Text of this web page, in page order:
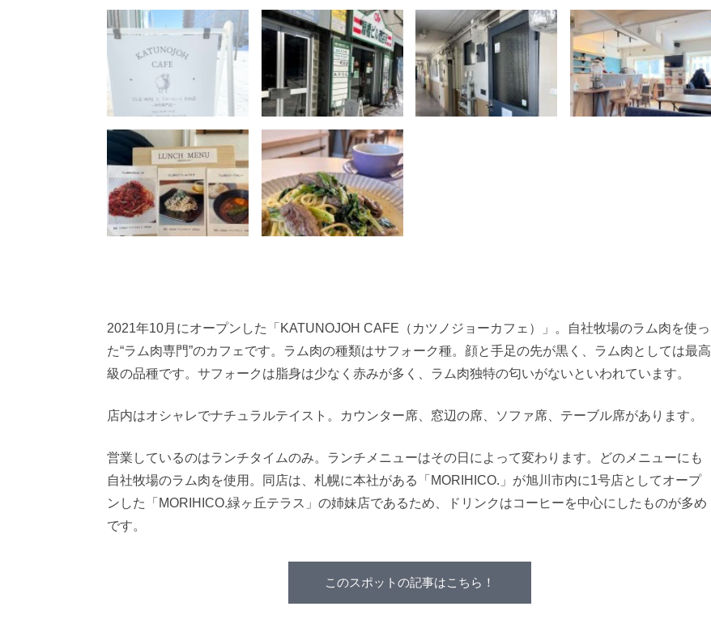
2021年10月にオープンした「KATUNOJOH CAFE（カツノジョーカフェ）」。自社牧場のラム肉を使っ
た“ラム肉専門”のカフェです。ラム肉の種類はサフォーク種。顔と手足の先が黒く、ラム肉としては最高
級の品種です。サフォークは脂身は少なく赤みが多く、ラム肉独特の匂いがないといわれています。
店内はオシャレでナチュラルテイスト。カウンター席、窓辺の席、ソファ席、テーブル席があります。
営業しているのはランチタイムのみ。ランチメニューはその日によって変わります。どのメニューにも
自社牧場のラム肉を使用。同店は、札幌に本社がある「MORIHICO.」が旭川市内に1号店としてオープ
ンした「MORIHICO.緑ヶ丘テラス」の姉妹店であるため、ドリンクはコーヒーを中心にしたものが多め
です。
このスポットの記事はこちら！